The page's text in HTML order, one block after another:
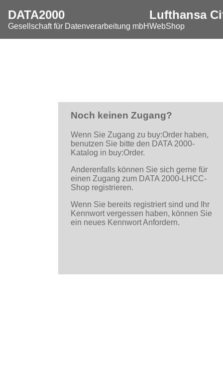
DATA2000
Gesellschaft für Datenverarbeitung mbH
Lufthansa
WebShop
Noch keinen Zugang?
Wenn Sie Zugang zu buy:Order haben,
benutzen Sie bitte den DATA 2000-
Katalog in buy:Order.
Anderenfalls können Sie sich gerne für
einenZugang zum DATA 2000-LHCC-
Shop registrieren.
Wenn Sie bereits registriert sind und Ihr
Kennwort vergessen haben, können Sie
ein neues Kennwort Anfordern.